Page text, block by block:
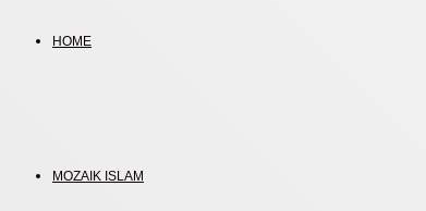
HOME
MOZAIK ISLAM